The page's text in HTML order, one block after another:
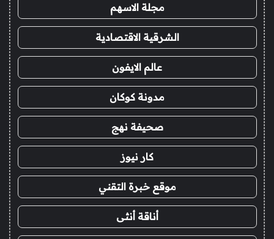
مجلة الاسهم
الشرقية الاقتصادية
عالم الايفون
مدونة كوكان
صحيفة نهج
كار نيوز
موقع خبرة التقني
أناقة أنثى